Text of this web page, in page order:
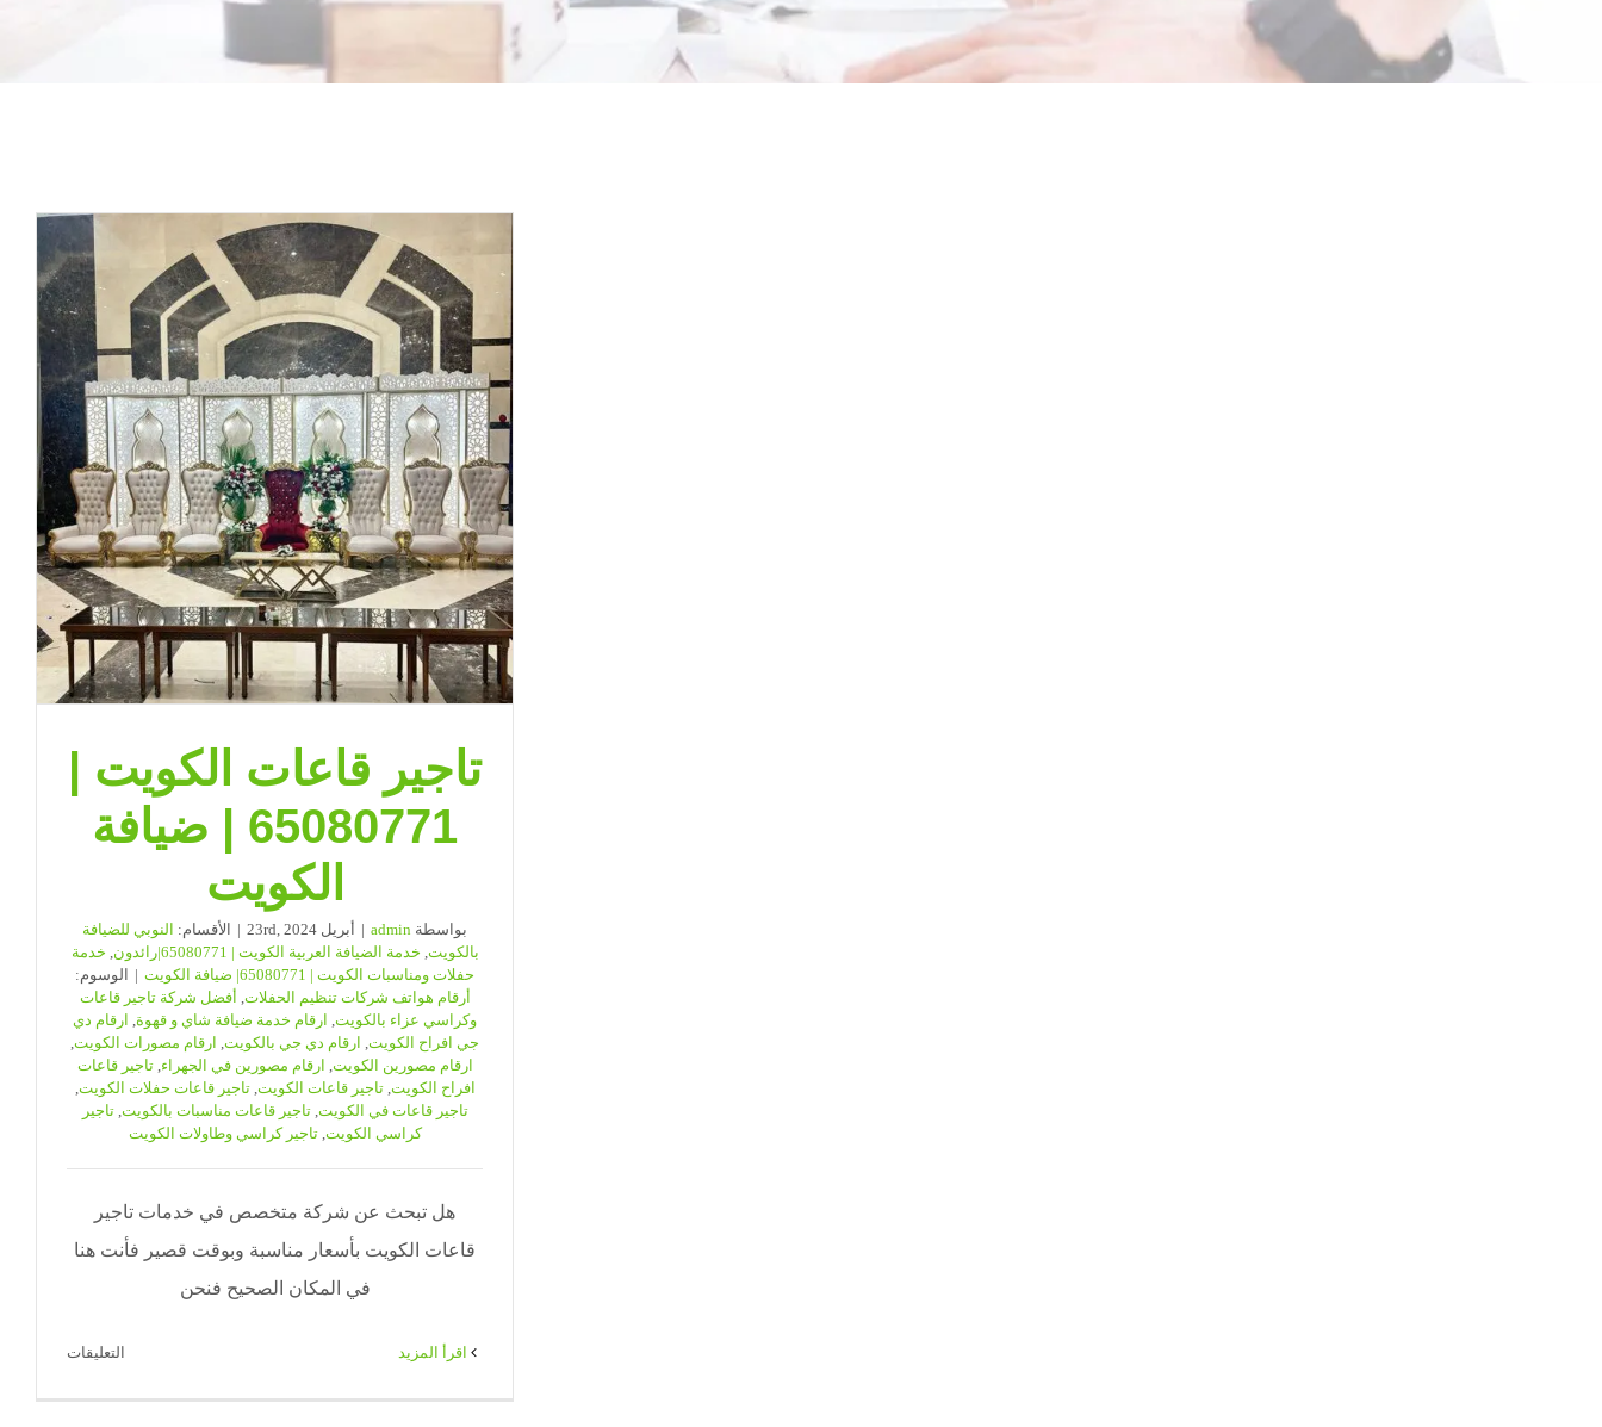
تاجير قاعات الكويت |
65080771 | ضيافة
الكويت
بواسطة admin
| أبريل 23rd, 2024 | الأقسام: النوبي للضيافة
بالكويت خدمة الضيافة العربية الكويت | 65080771|رائدون
خدمة
حفلات ومناسبات الكويت | 65080771| ضيافة الكويت
| الوسوم:
أرقام هواتف شركات تنظيم الحفلات أفضل شركة تاجير قاعات
وكراسي عزاء بالكويت, ارقام خدمة ضيافة شاي و قهوة ارقام دي
جي افراح الكويت, ارقام دي جي بالكويت, ارقام مصورات الكويت,
ارقام مصورين الكويت ارقام مصورين في الجهراء ,تاجير قاعات
افراح الكويت ,تاجير قاعات الكويت ,تاجير قاعات حفلات الكويت
تاجير قاعات في الكويت ,تاجير قاعات مناسبات بالكويت ,تاجير
كراسي الكويت ,تاجير كراسي وطاولات الكويت
هل تبحث عن شركة متخصص في خدمات تاجير
قاعات الكويت بأسعار مناسبة وبوقت قصير فأنت هنا
في المكان الصحيح فنحن
‫اقرأ المزيد التعليقات